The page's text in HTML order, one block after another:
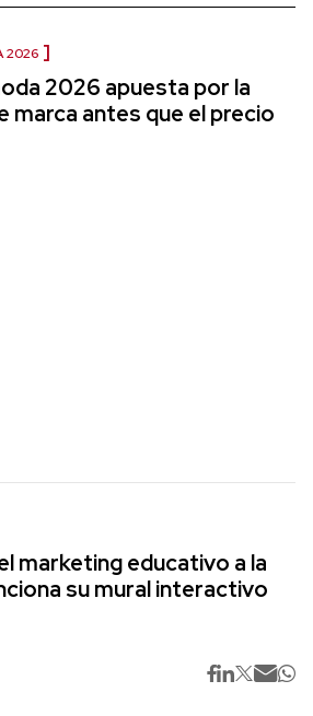
2026
2026 apuesta por la
marca antes que el precio
marketing educativo a la
su mural interactivo